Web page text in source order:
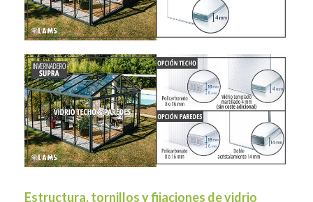
Estructura, tornillos y fijaciones de vidrio